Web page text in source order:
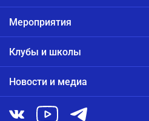
Мероприятия
Клубы и школы
Новости и медиа